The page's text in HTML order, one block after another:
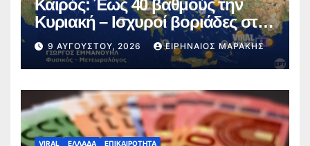
Καιρός: Έως 40 βαθμούς την
Κυριακή – Ισχυροί βοριάδες στο
Αιγαίο (video)
9 ΑΥΓΟΎΣΤΟΥ, 2026 ΕΙΡΗΝΑΊΟΣ ΜΑΡΆΚΗΣ
VIRAL ΕΛΛΑΔΑ ΕΠΙΚΑΙΡΟΤΗΤΑ